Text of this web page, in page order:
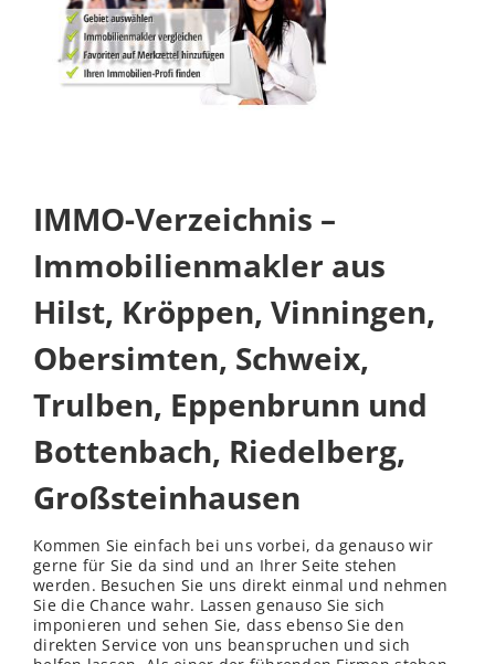
IMMO-Verzeichnis –
Immobilienmakler aus
Hilst, Kröppen, Vinningen,
Obersimten, Schweix,
Trulben, Eppenbrunn und
Bottenbach, Riedelberg,
Großsteinhausen
Kommen Sie einfach bei uns vorbei, da genauso wir
gerne für Sie da sind und an Ihrer Seite stehen
werden. Besuchen Sie uns direkt einmal und nehmen
Sie die Chance wahr. Lassen genauso Sie sich
imponieren und sehen Sie, dass ebenso Sie den
direkten Service von uns beanspruchen und sich